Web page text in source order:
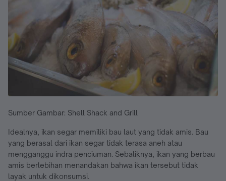
Sumber Gambar: Shell Shack and Grill
Idealnya, ikan segar memiliki bau laut yang tidak amis. Bau
yang berasal dari ikan segar tidak terasa aneh atau
mengganggu indra penciuman. Sebaliknya, ikan yang berbau
amis berlebihan menandakan bahwa ikan tersebut tidak
layak untuk dikonsumsi.